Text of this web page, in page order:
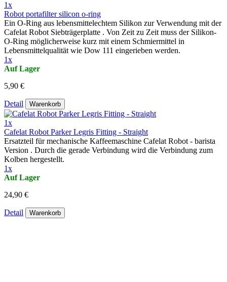
1x
Robot portafilter silicon o-ring
Ein O-Ring aus lebensmittelechtem Silikon zur Verwendung mit der
Cafelat Robot Siebträgerplatte . Von Zeit zu Zeit muss der Silikon-
O-Ring möglicherweise kurz mit einem Schmiermittel in
Lebensmittelqualität wie Dow 111 eingerieben werden.
1x
Auf Lager
5,90 €
Detail Warenkorb
1x
Cafelat Robot Parker Legris Fitting - Straight
Ersatzteil für mechanische Kaffeemaschine Cafelat Robot - barista
Version . Durch die gerade Verbindung wird die Verbindung zum
Kolben hergestellt.
1x
Auf Lager
24,90 €
Detail Warenkorb